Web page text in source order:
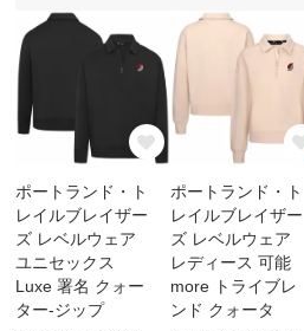
ポートランド・ト
レイルブレイザー
ズ レベルウェア
ユニセックス
Luxe 署名 クォー
ター-ジップ
ポートランド・ト
レイルブレイザー
ズ レベルウェア
レディース 可能
more トライブレ
ンド クォータ